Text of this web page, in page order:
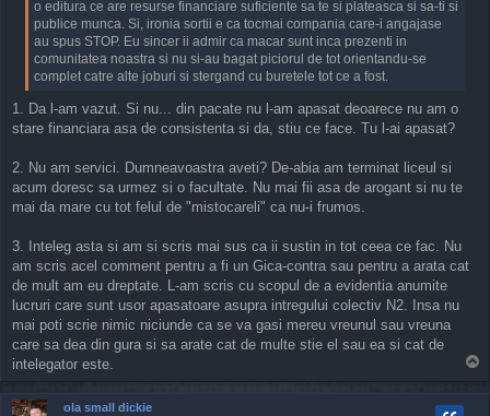
o editura ce are resurse financiare suficiente sa te si plateasca si sa-ti si
publice munca. Si, ironia sortii e ca tocmai compania care-i angajase
au spus STOP. Eu sincer ii admir ca macar sunt inca prezenti in
comunitatea noastra si nu si-au bagat piciorul de tot orientandu-se
complet catre alte joburi si stergand cu buretele tot ce a fost.
1. Da l-am vazut. Si nu... din pacate nu l-am apasat deoarece nu am o
stare financiara asa de consistenta si da, stiu ce face. Tu l-ai apasat?
2. Nu am servici. Dumneavoastra aveti? De-abia am terminat liceul si
acum doresc sa urmez si o facultate. Nu mai fii asa de arogant si nu te
mai da mare cu tot felul de "mistocareli" ca nu-i frumos.
3. Inteleg asta si am si scris mai sus ca ii sustin in tot ceea ce fac. Nu
am scris acel comment pentru a fi un Gica-contra sau pentru a arata cat
de mult am eu dreptate. L-am scris cu scopul de a evidentia anumite
lucruri care sunt usor apasatoare asupra intregului colectiv N2. Insa nu
mai poti scrie nimic niciunde ca se va gasi mereu vreunul sau vreuna
care sa dea din gura si sa arate cat de multe stie el sau ea si cat de
intelegator este.
ola small dickie